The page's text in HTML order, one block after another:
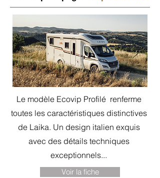
Le modèle Ecovip Profilé renferme
toutes les caractéristiques distinctives
de Laika. Un design italien exquis
avec des détails techniques
exceptionnels...
Voir la fiche